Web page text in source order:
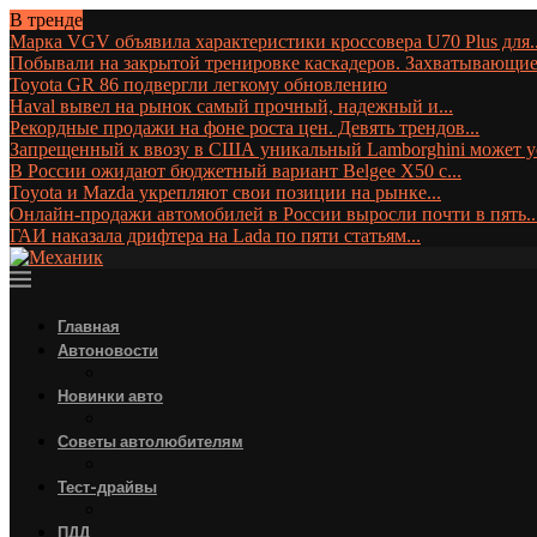
В тренде
Марка VGV объявила характеристики кроссовера U70 Plus
Побывали на закрытой тренировке каскадеров.
Toyota GR 86 подвергли легкому обновлению
Haval вывел на рынок самый прочный, надежный и...
Рекордные продажи на фоне роста цен. Девять трендов...
Запрещенный к ввозу в США уникальный Lamborghini может
В России ожидают бюджетный вариант Belgee X50 с...
Toyota и Mazda укрепляют свои позиции на рынке...
Онлайн-продажи автомобилей в России выросли почти в
ГАИ наказала дрифтера на Lada по пяти статьям...
Главная
Автоновости
Новинки авто
Советы автолюбителям
Тест-драйвы
ПДД